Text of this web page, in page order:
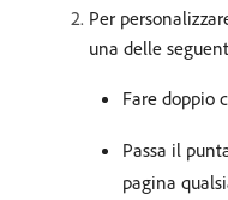
Per
una delle
Fare doppio
Passa il
pagina